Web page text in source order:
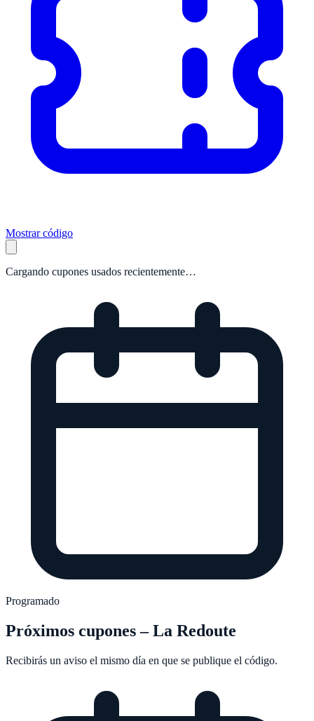
Mostrar código
Cargando cupones usados recientemente…
Programado
Próximos cupones –La Redoute
Recibirás un aviso el mismo día en que se publique el código.